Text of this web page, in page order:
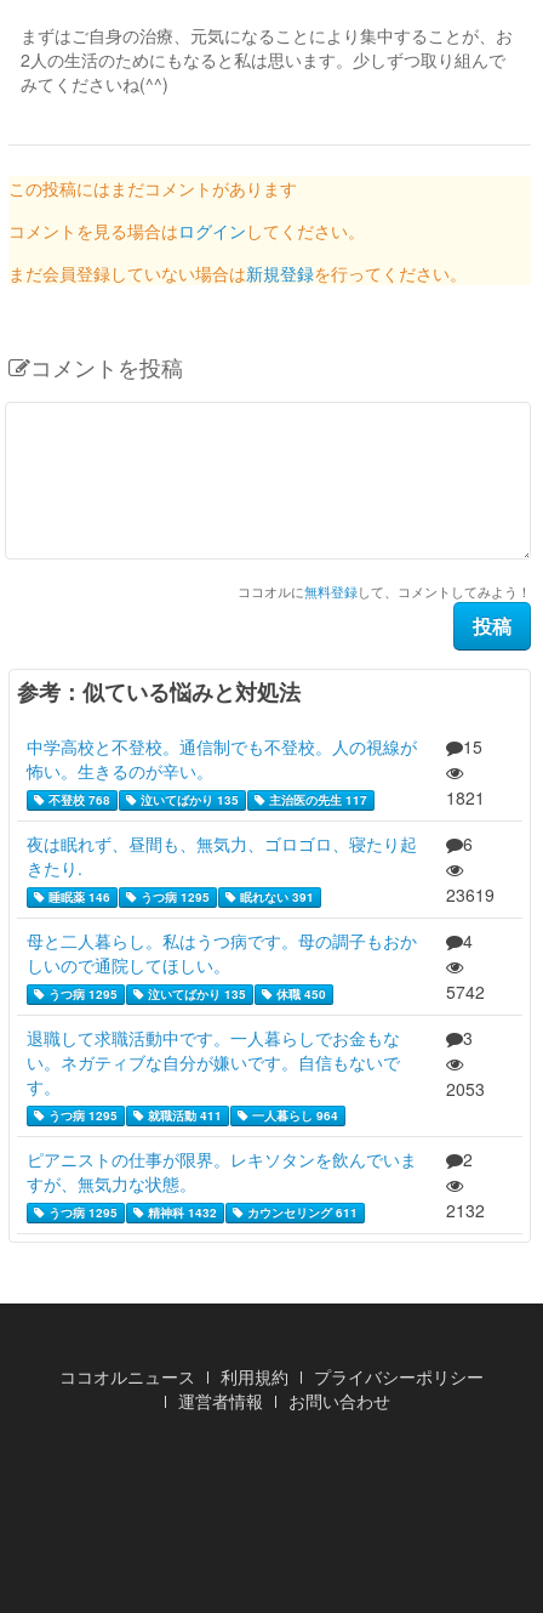
まずはご自身の治療、元気になることにより集中することが、お
2人の生活のためにもなると私は思います。少しずつ取り組んで
みてくださいね(^^)
この投稿にはまだコメントがあります
コメントを見る場合はログイン してください。
まだ会員登録していない場合は新規登録を行ってください。
コメントを投稿
ココオルに無料登録して、コメントしてみよう！
参考：似ている悩みと対処法
中学高校と不登校。通信制でも不登校。人の視線が
怖い。生きるのが辛い。
不登校 768 泣いてばかり 135 主治医の先生 117
15
1821
夜は眠れず、昼間も、無気力、ゴロゴロ、寝たり起
きたり.
睡眠薬 146 うつ病 1295 眠れない 391
6
23619
母と二人暮らし。私はうつ病です。母の調子もおか
しいので通院してほしい。
うつ病 1295 泣いてばかり 135 休職 450
4
5742
退職して求職活動中です。一人暮らしでお金もな
い。ネガティブな自分が嫌いです。自信もないで
す。
うつ病 1295 就職活動 411 一人暮らし 964
3
2053
ピアニストの仕事が限界。レキソタンを飲んでいま
すが、無気力な状態。
うつ病 1295 精神科 1432 カウンセリング 611
2
2132
ココオルニュース 利用規約
プライバシーポリシー
運営者情報
お問い合わせ